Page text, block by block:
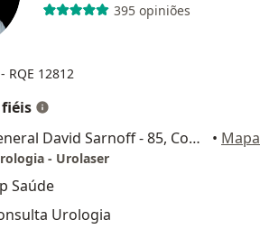
395 opiniões
RQE 12812
Avenida General David Sarnoff - 85, Contagem
• Mapa
- Urolaser
Saúde
Urologia